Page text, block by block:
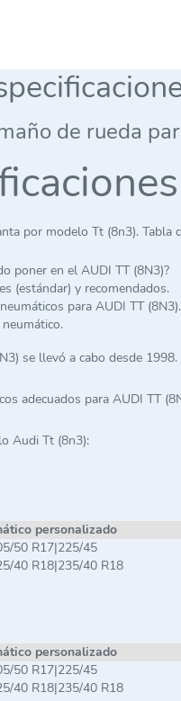
de rueda
por modelo Tt (8n3).
poner en el AUDI TT (8N3)?
(estándar) y recomendados.
para AUDI TT (8N3).
se llevó a cabo desde 1998.
adecuados para AUDI TT
Audi Tt (8n3):
personalizado
50 R17|225/45
40 R18|235/40 R18
personalizado
50 R17|225/45
40 R18|235/40 R18